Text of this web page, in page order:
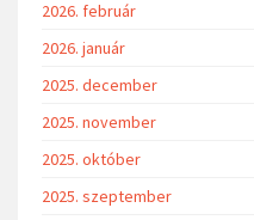
2026. február
2026. január
2025. december
2025. november
2025. október
2025. szeptember